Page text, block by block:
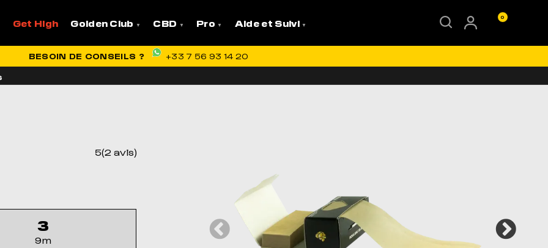
Get High Golden Club CBD Pro Aide et Suivi
0
OFFERTE EN FRANCE
BESOIN DE CONSEILS ? +33 7 56 93 14 20
5(2 avis)
3
9m